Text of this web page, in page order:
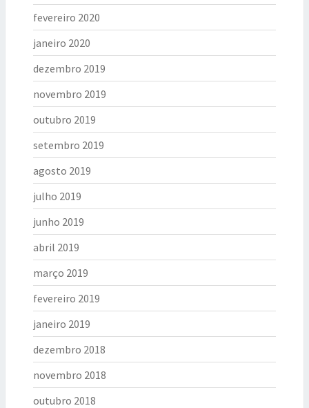
fevereiro 2020
janeiro 2020
dezembro 2019
novembro 2019
outubro 2019
setembro 2019
agosto 2019
julho 2019
junho 2019
abril 2019
março 2019
fevereiro 2019
janeiro 2019
dezembro 2018
novembro 2018
outubro 2018